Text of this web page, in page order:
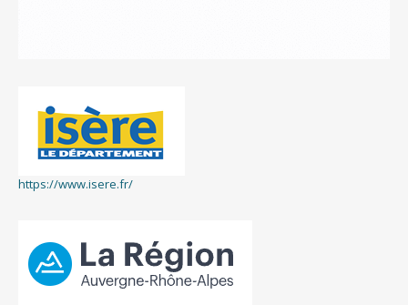
https://www.isere.fr/